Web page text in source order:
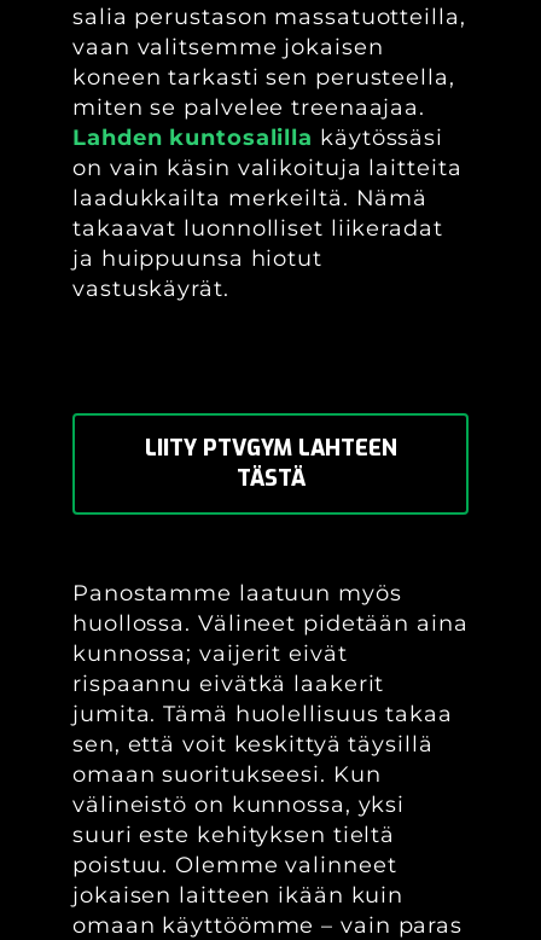
salia perustason massatuotteilla,
vaan valitsemme jokaisen
koneen tarkasti sen perusteella,
miten se palvelee treenaajaa.
Lahden kuntosalilla käytössäsi
on vain käsin valikoituja laitteita
laadukkailta merkeiltä. Nämä
takaavat luonnolliset liikeradat
ja huippuunsa hiotut
vastuskäyrät.
LIITY PTVGYM LAHTEEN
TÄSTÄ
Panostamme laatuun myös
huollossa. Välineet pidetään aina
kunnossa; vaijerit eivät
rispaannu eivätkä laakerit
jumita. Tämä huolellisuus takaa
sen, että voit keskittyä täysillä
omaan suoritukseesi. Kun
välineistö on kunnossa, yksi
suuri este kehityksen tieltä
poistuu. Olemme valinneet
jokaisen laitteen ikään kuin
omaan käyttöömme – vain paras